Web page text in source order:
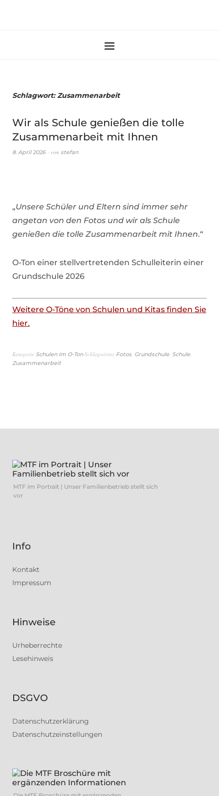
Schlagwort:Zusammenarbeit
Wir als Schule genießen die tolle
Zusammenarbeit mit Ihnen
8. April 2026 von stefan
„Unsere Schüler und Eltern sind immer sehr
angetan von den Fotos und wir als Schule
genießen die tolle Zusammenarbeit mit Ihnen.“
O-Ton einer stellvertretenden Schulleiterin einer
Grundschule 2026
Weitere O-Töne von Schulen und Kitas finden Sie
hier.
Kategorie Schulen im O-Ton Schlagwörter Fotos, Grundschule, Schule,
Zusammenarbeit
MTF im Portrait | Unser Familienbetrieb stellt sich
vor
Info
Kontakt
Impressum
Hinweise
Urheberrechte
Lesehinweis
DSGVO
Datenschutzerklärung
Datenschutzeinstellungen